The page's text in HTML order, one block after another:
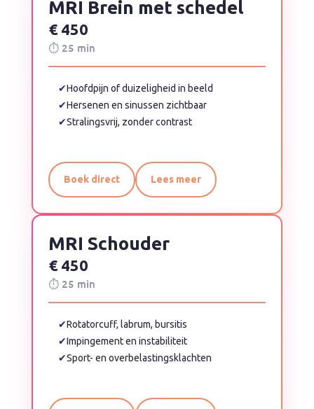
MRI Brein met schedel
€ 450
⏱ 25 min
✔Hoofdpijn of duizeligheid in beeld
✔Hersenen en sinussen zichtbaar
✔Stralingsvrij, zonder contrast
Boek direct Lees meer
MRI Schouder
€ 450
⏱ 25 min
✔Rotatorcuff, labrum, bursitis
✔Impingement en instabiliteit
✔Sport- en overbelastingsklachten